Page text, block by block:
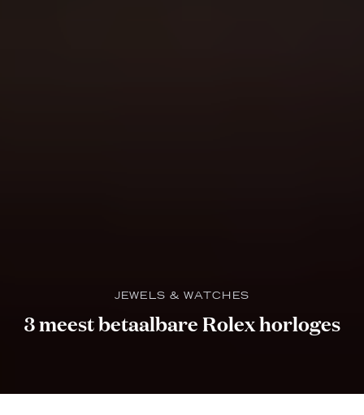
JEWELS & WATCHES
3 meest betaalbare Rolex horloges